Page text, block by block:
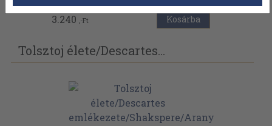
3.240 ,-Ft Kosárba
Tolsztoj élete/Descartes...